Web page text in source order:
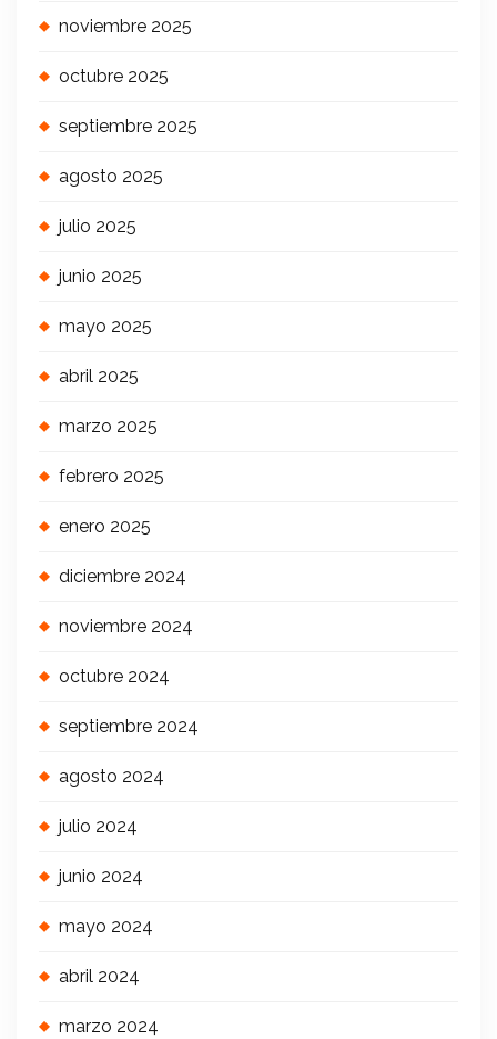
noviembre 2025
octubre 2025
septiembre 2025
agosto 2025
julio 2025
junio 2025
mayo 2025
abril 2025
marzo 2025
febrero 2025
enero 2025
diciembre 2024
noviembre 2024
octubre 2024
septiembre 2024
agosto 2024
julio 2024
junio 2024
mayo 2024
abril 2024
marzo 2024